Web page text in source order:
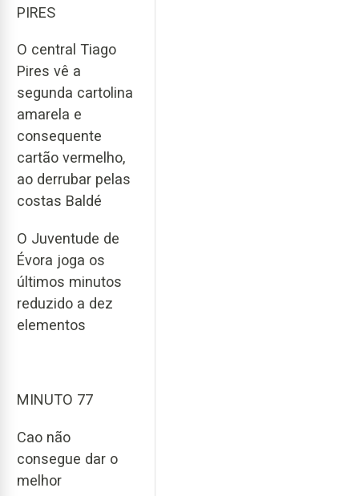
PIRES
O central Tiago
Pires vê a
segunda cartolina
amarela e
consequente
cartão vermelho,
ao derrubar pelas
costas Baldé
O Juventude de
Évora joga os
últimos minutos
reduzido a dez
elementos
MINUTO 77
Cao não
consegue dar o
melhor